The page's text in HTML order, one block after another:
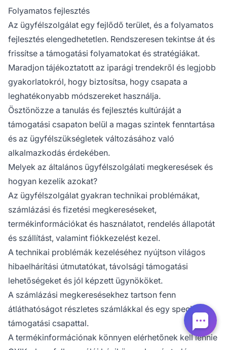
Folyamatos fejlesztés
Az ügyfélszolgálat egy fejlődő terület, és a folyamatos
fejlesztés elengedhetetlen. Rendszeresen tekintse át és
frissítse a támogatási folyamatokat és stratégiákat.
Maradjon tájékoztatott az iparági trendekről és legjobb
gyakorlatokról, hogy biztosítsa, hogy csapata a
leghatékonyabb módszereket használja.
Ösztönözze a tanulás és fejlesztés kultúráját a
támogatási csapaton belül a magas szintek fenntartása
és az ügyfélszükségletek változásához való
alkalmazkodás érdekében.
Melyek az általános ügyfélszolgálati megkeresések és
hogyan kezelik azokat?
Az ügyfélszolgálat gyakran technikai problémákat,
számlázási és fizetési megkereséseket,
termékinformációkat és használatot, rendelés állapotát
és szállítást, valamint fiókkezelést kezel.
A technikai problémák kezeléséhez nyújtson világos
hibaelhárítási útmutatókat, távolsági támogatási
lehetőségeket és jól képzett ügynököket.
A számlázási megkeresésekhez tartson fenn
átláthatóságot részletes számlákkal és egy speciális
támogatási csapattal.
A termékinformációnak könnyen elérhetőnek kell lennie